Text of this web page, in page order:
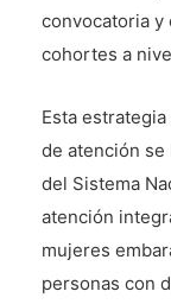
convocatoria y
cohortes a
Esta
de atención
del Sistema
atención
mujeres
personas con